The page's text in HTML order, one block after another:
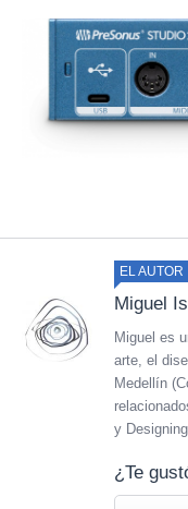
EL AUTOR
Miguel
Miguel es
arte, el
Medellín
y
¿Te